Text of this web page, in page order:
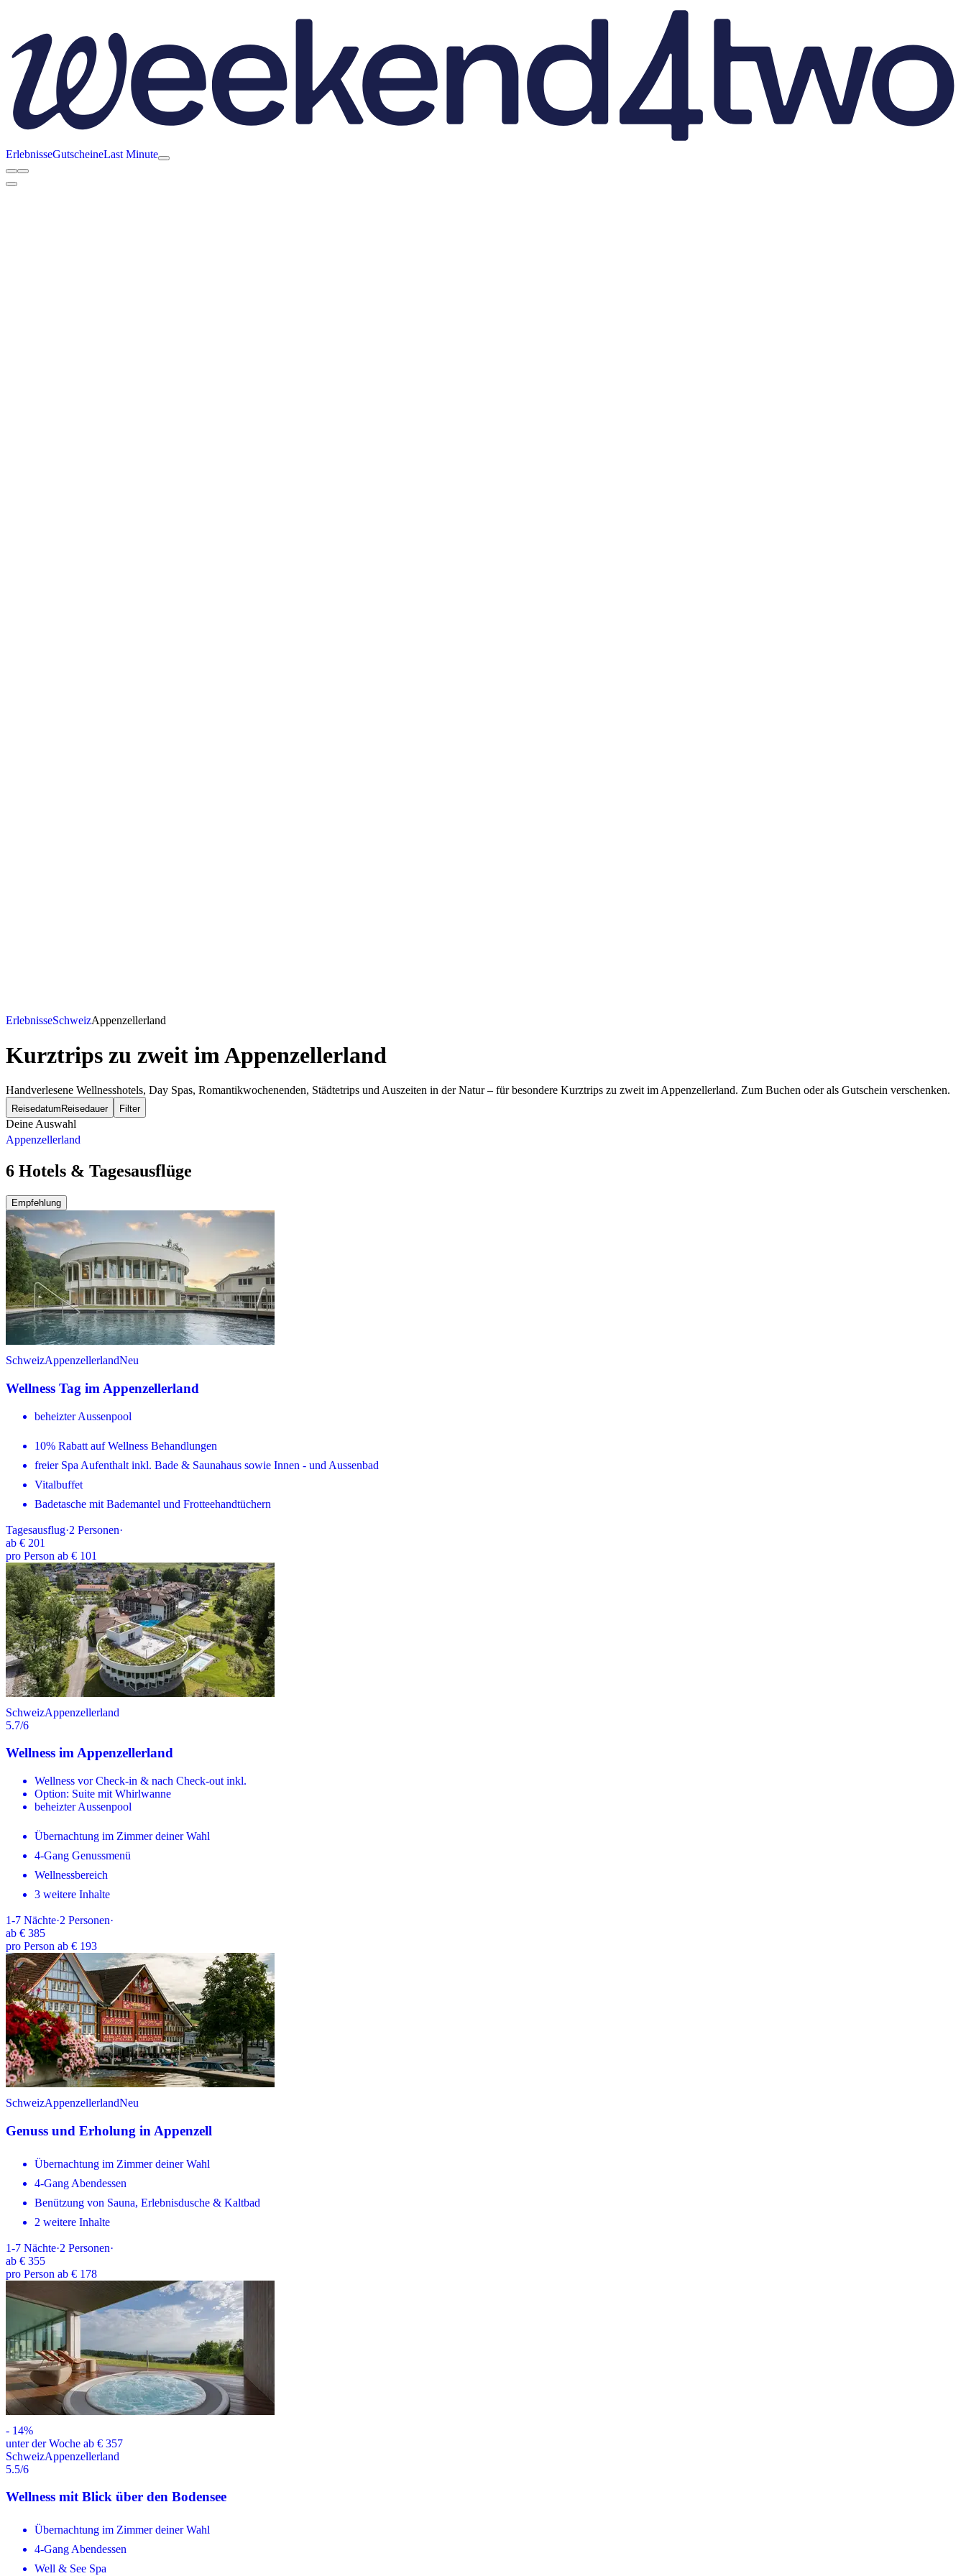
ErlebnisseGutscheineLast Minute
ErlebnisseSchweizAppenzellerland
Kurztrips zu zweit im Appenzellerland
Handverlesene Wellnesshotels, Day Spas, Romantikwochenenden, Städtetrips und Auszeiten in der Natur – für besondere Kurztrips zu zweit im Appenzellerland. Zum Buchen oder als Gutschein verschenken.
Reisedatum Reisedauer Filter
Deine Auswahl
Appenzellerland
6 Hotels & Tagesausflüge
Empfehlung
SchweizAppenzellerlandNeu
Wellness Tag im Appenzellerland
beheizter Aussenpool
10% Rabatt auf Wellness Behandlungen
freier Spa Aufenthalt inkl. Bade & Saunahaus sowie Innen - und Aussenbad
Vitalbuffet
Badetasche mit Bademantel und Frotteehandtüchern
Tagesausflug·2 Personen·
ab € 201
pro Person ab € 101
SchweizAppenzellerland
5.7/6
Wellness im Appenzellerland
Wellness vor Check-in & nach Check-out inkl.
Option: Suite mit Whirlwanne
beheizter Aussenpool
Übernachtung im Zimmer deiner Wahl
4-Gang Genussmenü
Wellnessbereich
3 weitere Inhalte
1-7 Nächte·2 Personen·
ab € 385
pro Person ab € 193
SchweizAppenzellerlandNeu
Genuss und Erholung in Appenzell
Übernachtung im Zimmer deiner Wahl
4-Gang Abendessen
Benützung von Sauna, Erlebnisdusche & Kaltbad
2 weitere Inhalte
1-7 Nächte·2 Personen·
ab € 355
pro Person ab € 178
- 14%
unter der Woche ab € 357
SchweizAppenzellerland
5.5/6
Wellness mit Blick über den Bodensee
Übernachtung im Zimmer deiner Wahl
4-Gang Abendessen
Well & See Spa